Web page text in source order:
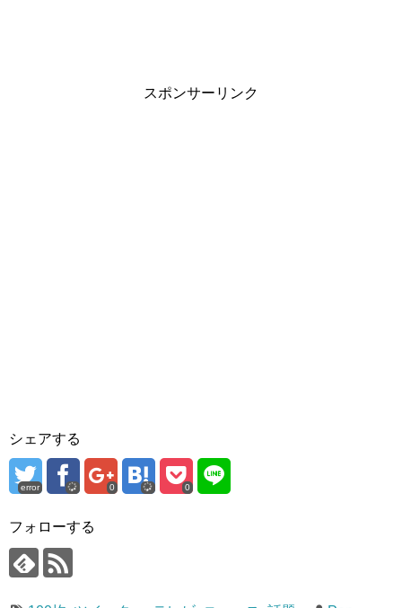
スポンサーリンク
シェアする
error 0 0
フォローする